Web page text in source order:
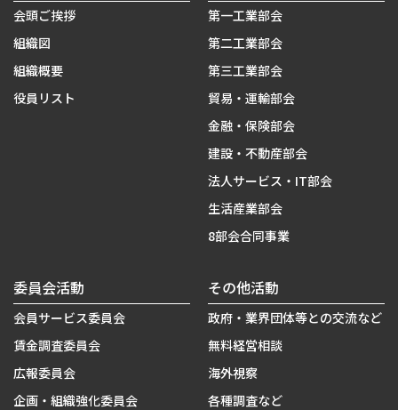
会頭ご挨拶
組織図
組織概要
役員リスト
第一工業部会
第二工業部会
第三工業部会
貿易・運輸部会
金融・保険部会
建設・不動産部会
法人サービス・IT部会
生活産業部会
8部会合同事業
委員会活動
会員サービス委員会
賃金調査委員会
広報委員会
企画・組織強化委員会
その他活動
政府・業界団体等との交流など
無料経営相談
海外視察
各種調査など